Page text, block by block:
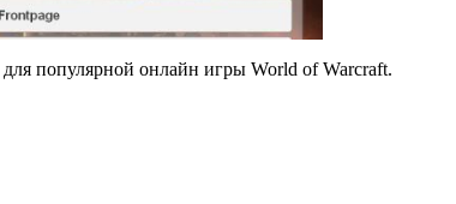
для популярной онлайн игры World of Warcraft.